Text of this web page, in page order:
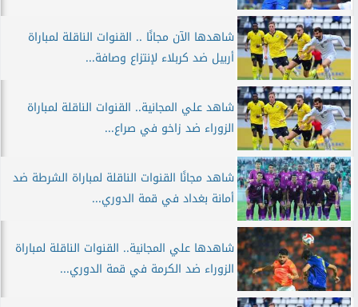
شاهدها الآن مجانًا .. القنوات الناقلة لمباراة
أربيل ضد كربلاء لإنتزاع وصافة...
شاهد علي المجانية.. القنوات الناقلة لمباراة
الزوراء ضد زاخو في صراع...
شاهد مجانًا القنوات الناقلة لمباراة الشرطة ضد
أمانة بغداد في قمة الدوري...
شاهدها علي المجانية.. القنوات الناقلة لمباراة
الزوراء ضد الكرمة في قمة الدوري...